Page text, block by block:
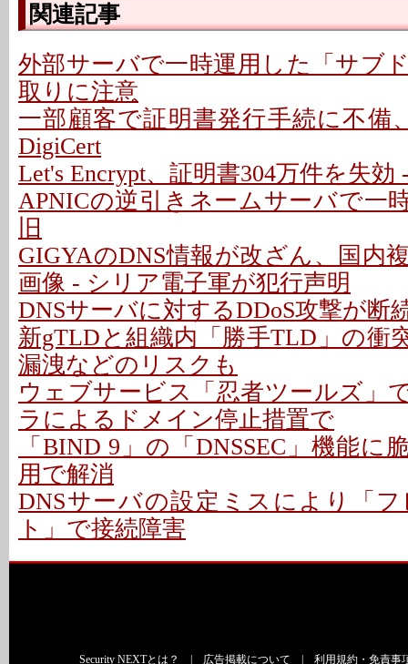
関連記事
外部サーバで一時運用した「サブ
取りに注意
一部顧客で証明書発行手続に不備
DigiCert
Let's Encrypt、証明書304万件を失
APNICの逆引きネームサーバで一
旧
GIGYAのDNS情報が改ざん、国内
画像 - シリア電子軍が犯行声明
DNSサーバに対するDDoS攻撃が断
新gTLDと組織内「勝手TLD」の衝
漏洩などのリスクも
ウェブサービス「忍者ツールズ」
ラによるドメイン停止措置で
「BIND 9」の「DNSSEC」機能に
用で解消
DNSサーバの設定ミスにより「
ト」で接続障害
Security NEXTとは？ 広告掲載について 利用規約・免責事